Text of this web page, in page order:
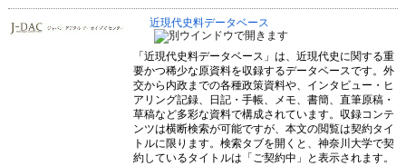
近現代史料データベース
「近現代史料データベース」は、近現代史に関する重
要かつ稀少な原資料を収録するデータベースです。外
交から内政までの各種政策資料や、インタビュー・ヒ
アリング記録、日記・手帳、メモ、書簡、直筆原稿・
草稿など多彩な資料で構成されています。収録コンテ
ンツは横断検索が可能ですが、本文の閲覧は契約タイ
トルに限ります。検索タブを開くと、神奈川大学で契
約しているタイトルは「ご契約中」と表示されます。